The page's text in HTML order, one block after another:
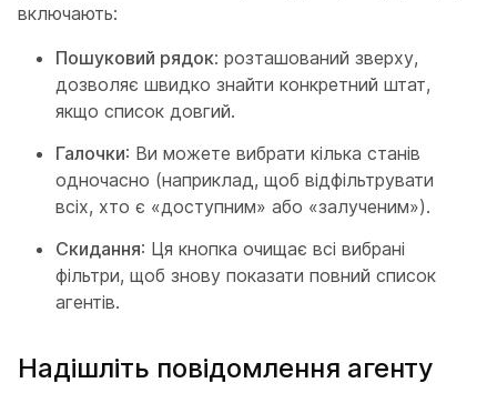
включають:
Пошуковий рядок: розташований зверху,
дозволяє швидко знайти конкретний штат,
якщо список довгий.
Галочки: Ви можете вибрати кілька станів
одночасно (наприклад, щоб відфільтрувати
всіх, хто є «доступним» або «залученим»).
Скидання: Ця кнопка очищає всі вибрані
фільтри, щоб знову показати повний список
агентів.
Надішліть повідомлення агенту